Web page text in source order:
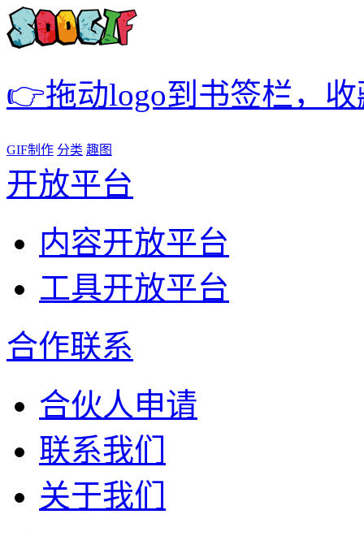
👉拖动logo到书签栏，
GIF制作 分类 趣图
开放平台
内容开放平台
工具开放平台
合作联系
合伙人申请
联系我们
关于我们